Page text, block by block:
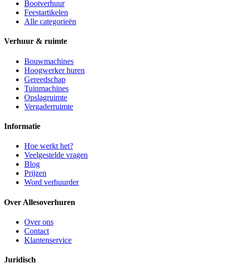
Bootverhuur
Feestartikelen
Alle categorieën
Verhuur & ruimte
Bouwmachines
Hoogwerker huren
Gereedschap
Tuinmachines
Opslagruimte
Vergaderruimte
Informatie
Hoe werkt het?
Veelgestelde vragen
Blog
Prijzen
Word verhuurder
Over Allesoverhuren
Over ons
Contact
Klantenservice
Juridisch